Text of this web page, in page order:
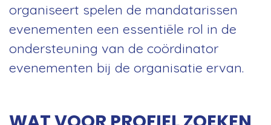
organiseert spelen de mandatarissen
evenementen een essentiële rol in de
ondersteuning van de coördinator
evenementen bij de organisatie ervan.